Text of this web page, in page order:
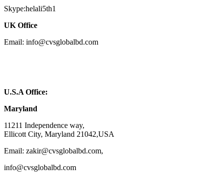
Skype:helali5th1
UK Office
Email: info@cvsglobalbd.com
U.S.A Office:
Maryland
11211 Independence way,
Ellicott City, Maryland 21042,USA
Email: zakir@cvsglobalbd.com,
info@cvsglobalbd.com